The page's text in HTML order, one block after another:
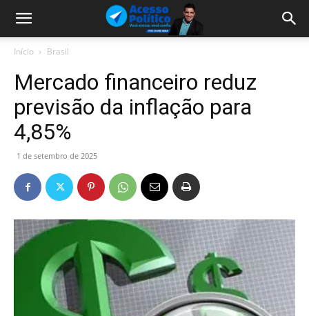
Início Brasil
Mercado financeiro reduz
previsão da inflação para
4,85%
1 de setembro de 2025